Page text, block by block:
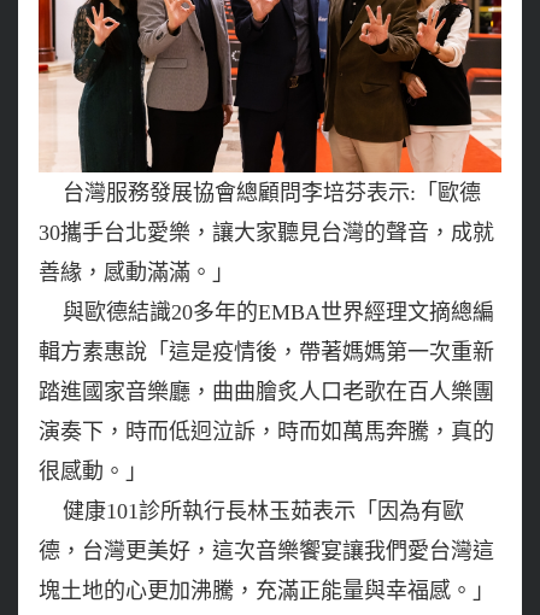
台灣服務發展協會總顧問李培芬表示:「歐德
30攜手台北愛樂，讓大家聽見台灣的聲音，成就
善緣，感動滿滿。」
與歐德結識20多年的EMBA世界經理文摘總編
輯方素惠說「這是疫情後，帶著媽媽第一次重新
踏進國家音樂廳，曲曲膾炙人口老歌在百人樂團
演奏下，時而低迥泣訴，時而如萬馬奔騰，真的
很感動。」
健康101診所執行長林玉茹表示「因為有歐
德，台灣更美好，這次音樂饗宴讓我們愛台灣這
塊土地的心更加沸騰，充滿正能量與幸福感。」